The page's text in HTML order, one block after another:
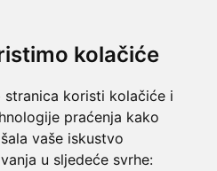
kolačiće
stranica koristi kolačiće i
praćenja kako
vaše iskustvo
u sljedeće svrhe:
vas
novaca
za novac